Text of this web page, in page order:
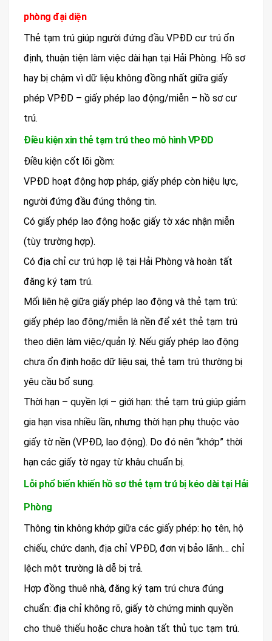
phòng đại diện
Thẻ tạm trú giúp người đứng đầu VPĐD cư trú ổn
định, thuận tiện làm việc dài hạn tại Hải Phòng. Hồ sơ
hay bị chậm vì dữ liệu không đồng nhất giữa giấy
phép VPĐD – giấy phép lao động/miễn – hồ sơ cư
trú.
Điều kiện xin thẻ tạm trú theo mô hình VPĐD
Điều kiện cốt lõi gồm:
VPĐD hoạt động hợp pháp, giấy phép còn hiệu lực,
người đứng đầu đúng thông tin.
Có giấy phép lao động hoặc giấy tờ xác nhận miễn
(tùy trường hợp).
Có địa chỉ cư trú hợp lệ tại Hải Phòng và hoàn tất
đăng ký tạm trú.
Mối liên hệ giữa giấy phép lao động và thẻ tạm trú:
giấy phép lao động/miễn là nền để xét thẻ tạm trú
theo diện làm việc/quản lý. Nếu giấy phép lao động
chưa ổn định hoặc dữ liệu sai, thẻ tạm trú thường bị
yêu cầu bổ sung.
Thời hạn – quyền lợi – giới hạn: thẻ tạm trú giúp giảm
gia hạn visa nhiều lần, nhưng thời hạn phụ thuộc vào
giấy tờ nền (VPĐD, lao động). Do đó nên “khớp” thời
hạn các giấy tờ ngay từ khâu chuẩn bị.
Lỗi phổ biến khiến hồ sơ thẻ tạm trú bị kéo dài tại Hải
Phòng
Thông tin không khớp giữa các giấy phép: họ tên, hộ
chiếu, chức danh, địa chỉ VPĐD, đơn vị bảo lãnh… chỉ
lệch một trường là dễ bị trả.
Hợp đồng thuê nhà, đăng ký tạm trú chưa đúng
chuẩn: địa chỉ không rõ, giấy tờ chứng minh quyền
cho thuê thiếu hoặc chưa hoàn tất thủ tục tạm trú.